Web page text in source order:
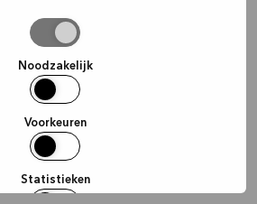
Noodzakelijk
Voorkeuren
Statistieken